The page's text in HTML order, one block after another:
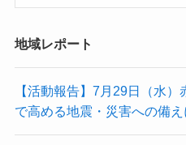
地域レポート
【活動報告】7月29日（水
で高める地震・災害への備え